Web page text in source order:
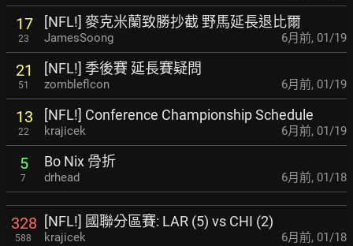
17
23
[NFL!] 麥克米蘭致勝抄截 野馬延長退比爾
JamesSoong 6月前, 01/19
21
51
[NFL!] 季後賽 延長賽疑問
zombleflcon 6月前, 01/19
13
22
[NFL!] Conference Championship Schedule
krajicek 6月前, 01/19
5
7
Bo Nix 骨折
drhead 6月前, 01/18
328
588
[NFL!] 國聯分區賽: LAR (5) vs CHI (2)
krajicek 6月前, 01/18